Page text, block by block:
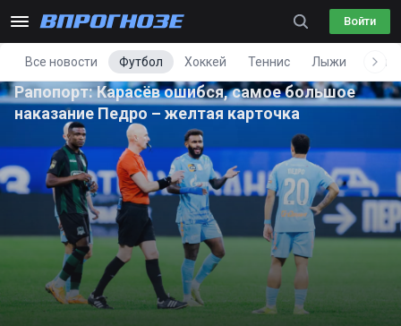
Войти
Все новости Футбол Хоккей Теннис Лыжи
Рапопорт: Карасёв ошибся, самое большое
наказание Педро – желтая карточка